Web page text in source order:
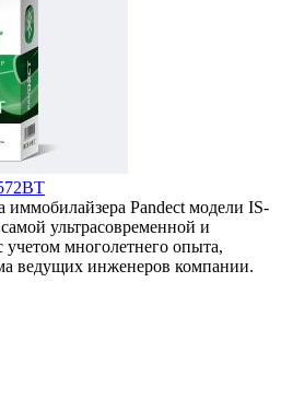
иммобилайзера Pandect модели IS-
ультрасовременной и
учетом многолетнего опыта,
ведущих инженеров компании.